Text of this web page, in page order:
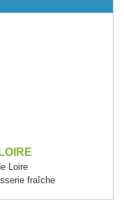
Loire
fraîche